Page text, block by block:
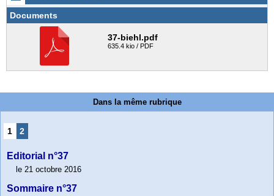
Documents
37-biehl.pdf
635.4 kio / PDF
Dans la même rubrique
1 2
Editorial n°37
le 21 octobre 2016
Sommaire n°37